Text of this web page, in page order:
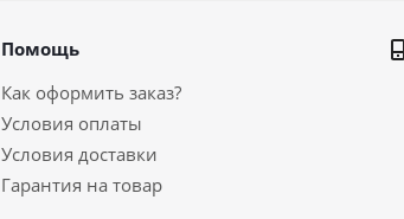
Помощь
Как оформить заказ?
Условия оплаты
Условия доставки
Гарантия на товар